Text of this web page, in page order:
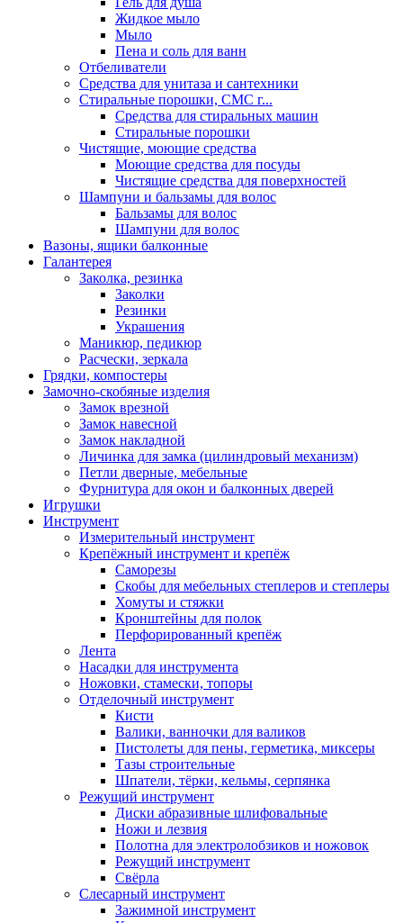
Жидкое мыло
Мыло
Пена и соль для ванн
Отбеливатели
Средства для унитаза и сантехники
Стиральные порошки, СМС г...
Средства для стиральных машин
Стиральные порошки
Чистящие, моющие средства
Моющие средства для посуды
Чистящие средства для поверхностей
Шампуни и бальзамы для волос
Бальзамы для волос
Шампуни для волос
Вазоны, ящики балконные
Галантерея
Заколка, резинка
Заколки
Резинки
Украшения
Маникюр, педикюр
Расчески, зеркала
Грядки, компостеры
Замочно-скобяные изделия
Замок врезной
Замок навесной
Замок накладной
Личинка для замка (цилиндровый механизм)
Петли дверные, мебельные
Фурнитура для окон и балконных дверей
Игрушки
Инструмент
Измерительный инструмент
Крепёжный инструмент и крепёж
Саморезы
Скобы для мебельных степлеров и степлеры
Хомуты и стяжки
Кронштейны для полок
Перфорированный крепёж
Лента
Насадки для инструмента
Ножовки, стамески, топоры
Отделочный инструмент
Кисти
Валики, ванночки для валиков
Пистолеты для пены, герметика, миксеры
Тазы строительные
Шпатели, тёрки, кельмы, серпянка
Режущий инструмент
Диски абразивные шлифовальные
Ножи и лезвия
Полотна для электролобзиков и ножовок
Режущий инструмент
Свёрла
Слесарный инструмент
Зажимной инструмент